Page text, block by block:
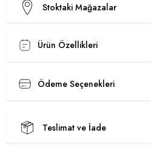
Stoktaki Mağazalar
Ürün Özellikleri
Ödeme Seçenekleri
Teslimat ve İade